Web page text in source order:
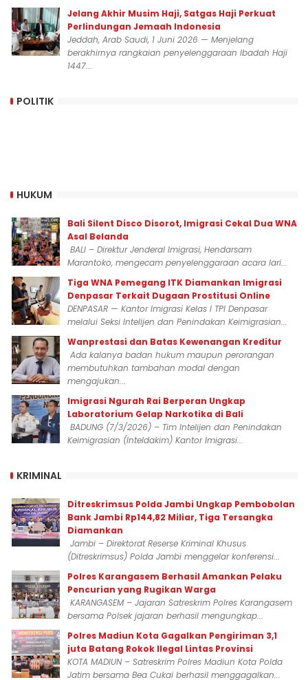
Jelang Akhir Musim Haji, Satgas Haji Perkuat
Perlindungan Jemaah Indonesia
Jeddah, Arab Saudi, 1 Juni 2026 — Menjelang
berakhirnya rangkaian penyelenggaraan Ibadah Haji
1447...
POLITIK
HUKUM
Bali Silent Disco Disorot, Imigrasi Cekal Dua WNA
Asal Belanda
BALI – Direktur Jenderal Imigrasi, Hendarsam
Marantoko, mengecam penyelenggaraan acara lari...
Tiga WNA Pemegang ITK Diamankan Imigrasi
Denpasar Terkait Dugaan Prostitusi Online
DENPASAR — Kantor Imigrasi Kelas I TPI Denpasar
melalui Seksi Intelijen dan Penindakan Keimigrasian...
Wanprestasi dan Batas Kewenangan Kreditur
Ada kalanya badan hukum maupun perorangan
membutuhkan tambahan modal dengan
mengajukan...
Imigrasi Ngurah Rai Berperan Ungkap
Laboratorium Gelap Narkotika di Bali
BADUNG (7/3/2026) – Tim Intelijen dan Penindakan
Keimigrasian (Inteldakim) Kantor Imigrasi...
KRIMINAL
Ditreskrimsus Polda Jambi Ungkap Pembobolan
Bank Jambi Rp144,82 Miliar, Tiga Tersangka
Diamankan
Jambi – Direktorat Reserse Kriminal Khusus
(Ditreskrimsus) Polda Jambi menggelar konferensi...
Polres Karangasem Berhasil Amankan Pelaku
Pencurian yang Rugikan Warga
KARANGASEM – Jajaran Satreskrim Polres Karangasem
bersama Polsek jajaran berhasil mengungkap...
Polres Madiun Kota Gagalkan Pengiriman 3,1
juta Batang Rokok Ilegal Lintas Provinsi
KOTA MADIUN – Satreskrim Polres Madiun Kota Polda
Jatim bersama Bea Cukai berhasil menggagalkan...